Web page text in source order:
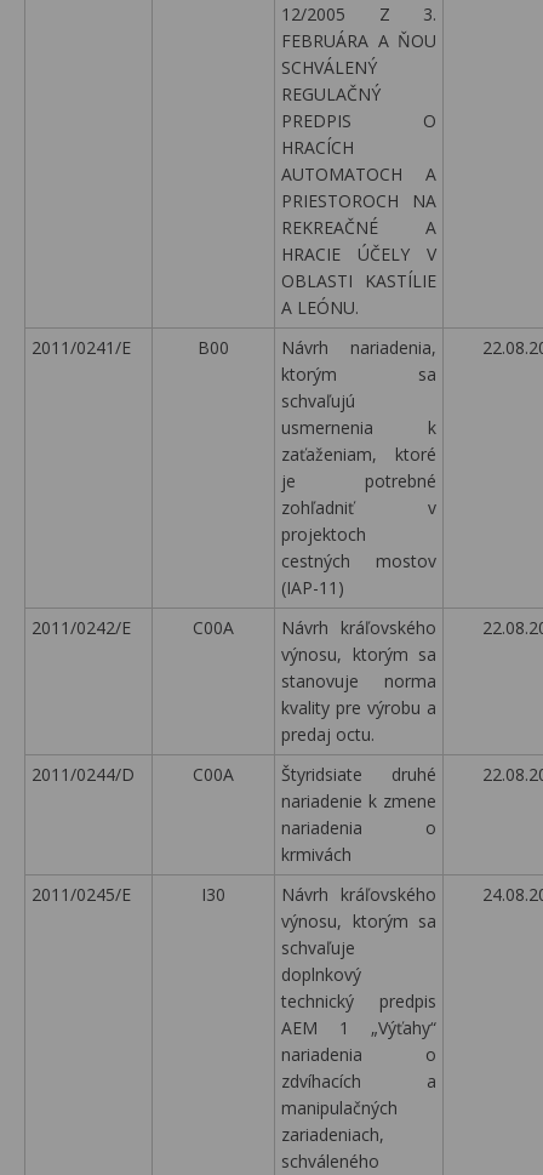
12/2005 Z 3.
FEBRUÁRA A ŇOU
SCHVÁLENÝ
REGULAČNÝ
PREDPIS O
HRACÍCH
AUTOMATOCH A
PRIESTOROCH NA
REKREAČNÉ A
HRACIE ÚČELY V
OBLASTI KASTÍLIE
A LEÓNU.
2011/0241/E B00
Návrh nariadenia,
ktorým sa
schvaľujú
usmernenia k
zaťaženiam, ktoré
je potrebné
zohľadniť v
projektoch
cestných mostov
(IAP-11)
2011/0242/E C00A
Návrh kráľovského
výnosu, ktorým sa
stanovuje norma
kvality pre výrobu a
predaj octu.
2011/0244/D C00A
Štyridsiate druhé
nariadenie k zmene
nariadenia o
krmivách
2011/0245/E I30
Návrh kráľovského
výnosu, ktorým sa
schvaľuje
doplnkový
technický predpis
AEM 1 „Výťahy“
nariadenia o
zdvíhacích a
manipulačných
zariadeniach,
schváleného